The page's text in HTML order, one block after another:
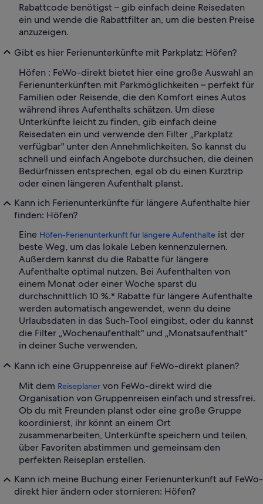
Rabattcode benötigst – gib einfach deine Reisedaten
ein und wende die Rabattfilter an, um die besten Preise
anzuzeigen.
Gibt es hier Ferienunterkünfte mit Parkplatz: Höfen?
Höfen : FeWo-direkt bietet hier eine große Auswahl an
Ferienunterkünften mit Parkmöglichkeiten – perfekt für
Familien oder Reisende, die den Komfort eines Autos
während ihres Aufenthalts schätzen. Um diese
Unterkünfte leicht zu finden, gib einfach deine
Reisedaten ein und verwende den Filter „Parkplatz
verfügbar" unter den Annehmlichkeiten. So kannst du
schnell und einfach Angebote durchsuchen, die deinen
Bedürfnissen entsprechen, egal ob du einen Kurztrip
oder einen längeren Aufenthalt planst.
Kann ich Ferienunterkünfte für längere Aufenthalte hier
finden: Höfen?
Eine Höfen-Ferienunterkunft für längere Aufenthalte ist der
beste Weg, um das lokale Leben kennenzulernen.
Außerdem kannst du die Rabatte für längere
Aufenthalte optimal nutzen. Bei Aufenthalten von
einem Monat oder einer Woche sparst du
durchschnittlich 10 %.* Rabatte für längere Aufenthalte
werden automatisch angewendet, wenn du deine
Urlaubsdaten in das Such-Tool eingibst, oder du kannst
die Filter „Wochenaufenthalt" und „Monatsaufenthalt"
in deiner Suche verwenden.
Kann ich eine Gruppenreise auf FeWo-direkt planen?
Mit dem Reiseplaner von FeWo-direkt wird die
Organisation von Gruppenreisen einfach und stressfrei.
Ob du mit Freunden planst oder eine große Gruppe
koordinierst, ihr könnt an einem Ort
zusammenarbeiten, Unterkünfte speichern und teilen,
über Favoriten abstimmen und gemeinsam den
perfekten Reiseplan erstellen.
Kann ich meine Buchung einer Ferienunterkunft auf FeWo-
direkt hier ändern oder stornieren: Höfen?